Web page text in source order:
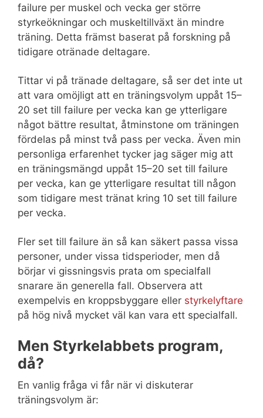
failure per muskel och vecka ger större
styrkeökningar och muskeltillväxt än mindre
träning. Detta främst baserat på forskning på
tidigare otränade deltagare.
Tittar vi på tränade deltagare, så ser det inte ut
att vara omöjligt att en träningsvolym uppåt 15–
20 set till failure per vecka kan ge ytterligare
något bättre resultat, åtminstone om träningen
fördelas på minst två pass per vecka. Även min
personliga erfarenhet tycker jag säger mig att
en träningsmängd uppåt 15–20 set till failure
per vecka, kan ge ytterligare resultat till någon
som tidigare mest tränat kring 10 set till failure
per vecka.
Fler set till failure än så kan säkert passa vissa
personer, under vissa tidsperioder, men då
börjar vi gissningsvis prata om specialfall
snarare än generella fall. Observera att
exempelvis en kroppsbyggare eller styrkelyftare
på hög nivå mycket väl kan vara ett specialfall.
Men Styrkelabbets program,
då?
En vanlig fråga vi får när vi diskuterar
träningsvolym är: